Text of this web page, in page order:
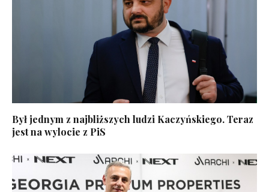
Był jednym z najbliższych ludzi Kaczyńskiego. Teraz
jest na wylocie z PiS